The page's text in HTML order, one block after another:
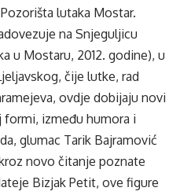
lutaka Mostar.
na Snjeguljicu
u Mostaru, 2012. godine), u
čije lutke, rad
ovdje dobijaju novi
formi, između humora i
glumac Tarik Bajramović
novo čitanje poznate
Bizjak Petit, ove figure